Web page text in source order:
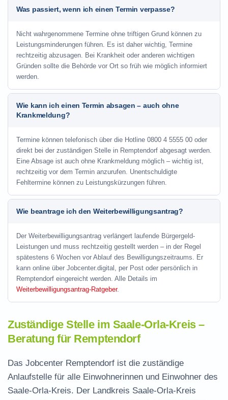
Was passiert, wenn ich einen Termin verpasse?
Nicht wahrgenommene Termine ohne triftigen Grund können zu
Leistungsminderungen führen. Es ist daher wichtig, Termine
rechtzeitig abzusagen. Bei Krankheit oder anderen wichtigen
Gründen sollte die Behörde vor Ort so früh wie möglich informiert
werden.
Wie kann ich einen Termin absagen – auch ohne
Krankmeldung?
Termine können telefonisch über die Hotline 0800 4 5555 00 oder
direkt bei der zuständigen Stelle in Remptendorf abgesagt werden.
Eine Absage ist auch ohne Krankmeldung möglich – wichtig ist,
rechtzeitig vor dem Termin anzurufen. Unentschuldigte
Fehltermine können zu Leistungskürzungen führen.
Wie beantrage ich den Weiterbewilligungsantrag?
Der Weiterbewilligungsantrag verlängert laufende Bürgergeld-
Leistungen und muss rechtzeitig gestellt werden – in der Regel
spätestens 6 Wochen vor Ablauf des Bewilligungszeitraums. Er
kann online über Jobcenter.digital, per Post oder persönlich in
Remptendorf eingereicht werden. Alle Details im
Weiterbewilligungsantrag-Ratgeber.
Zuständige Stelle im Saale-Orla-Kreis –
Beratung für Remptendorf
Das Jobcenter Remptendorf ist die zuständige
Anlaufstelle für alle Einwohnerinnen und Einwohner des
Saale-Orla-Kreis. Der Landkreis Saale-Orla-Kreis